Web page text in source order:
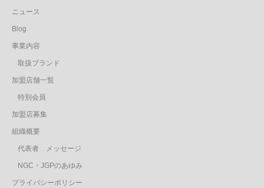
ニュース
Blog
事業内容
取扱ブランド
加盟店舗一覧
特別会員
加盟店募集
組織概要
代表者 メッセージ
NGC・JGPのあゆみ
プライバシーポリシー